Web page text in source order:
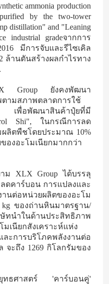
ammonia production
by the two-tower
distillation" and "Leaning
industrial gradeจากการ
มีการจับและรีไซเคิล
ล้านตันสร้างผลกําไรทาง
Group ยังคงพัฒนา
ามสภาพตลาดการใช้
เพื่อพัฒนาสินค้าปุ๋ยที่มี
Shi", ในกรณีการลด
ลิตพืชโดยประมาณ 10%
องอะโมเนียกมากกว่า
ม XLX Group ได้บรรลุ
ดคาร์บอน การแปลงและ
านต่อหน่วยผลิตของอะโม
kg ของถ่านหินมาตรฐาน/
าในด้านประสิทธิภาพ
เนียกสังเคราะห์แห่ง
การบริโภคพลังงานต่อ
ะถึง 1269 กิโลกรัมของ
ยุทธศาสตร์ 'คาร์บอนคู่'